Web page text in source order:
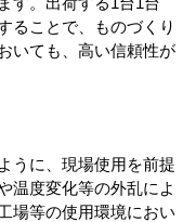
ることで、ものづくり
いても、高い信頼性が
うに、現場使用を前提
温度変化等の外乱によ
場等の使用環境におい